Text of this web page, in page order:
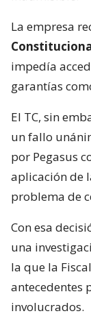
La empresa
impedía
garantías
El TC, sin
un fallo
por Pegasus
aplicación de
problema de
Con esa
una
la que la
antecedentes
involucrados.